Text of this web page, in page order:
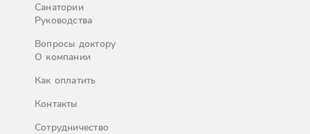
Санатории
Руководства
Вопросы доктору
О компании
Как оплатить
Контакты
Сотрудничество